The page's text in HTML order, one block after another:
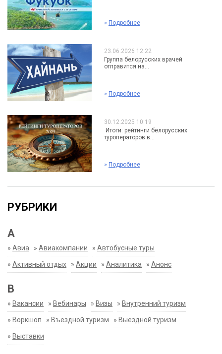
» Подробнее
23.06.2026 12:22
Группа белорусских врачей
отправится на...
» Подробнее
30.12.2025 10:19
Итоги: рейтинги белорусских
туроператоров в...
» Подробнее
РУБРИКИ
А
» Авиа » Авиакомпании » Автобусные туры
» Активный отдых » Акции » Аналитика » Анонс
В
» Вакансии » Вебинары » Визы » Внутренний туризм
» Воркшоп » Въездной туризм » Выездной туризм
» Выставки